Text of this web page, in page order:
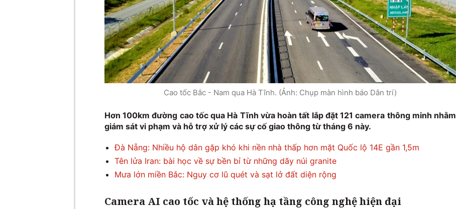
Cao tốc Bắc - Nam qua Hà Tĩnh. (Ảnh: Chụp màn hình báo Dân trí)
Hơn 100km đường cao tốc qua Hà Tĩnh vừa hoàn tất lắp đặt 121 camera thông minh nhằm
giám sát vi phạm và hỗ trợ xử lý các sự cố giao thông từ tháng 6 này.
Đà Nẵng: Nhiều hộ dân gặp khó khi nền nhà thấp hơn mặt Quốc lộ 14E gần 1,5m
Tên lửa Iran: bài học về sự bền bỉ từ những dãy núi granite
Mưa lớn miền Bắc: Nguy cơ lũ quét và sạt lở đất diện rộng
Camera AI cao tốc và hệ thống hạ tầng công nghệ hiện đại